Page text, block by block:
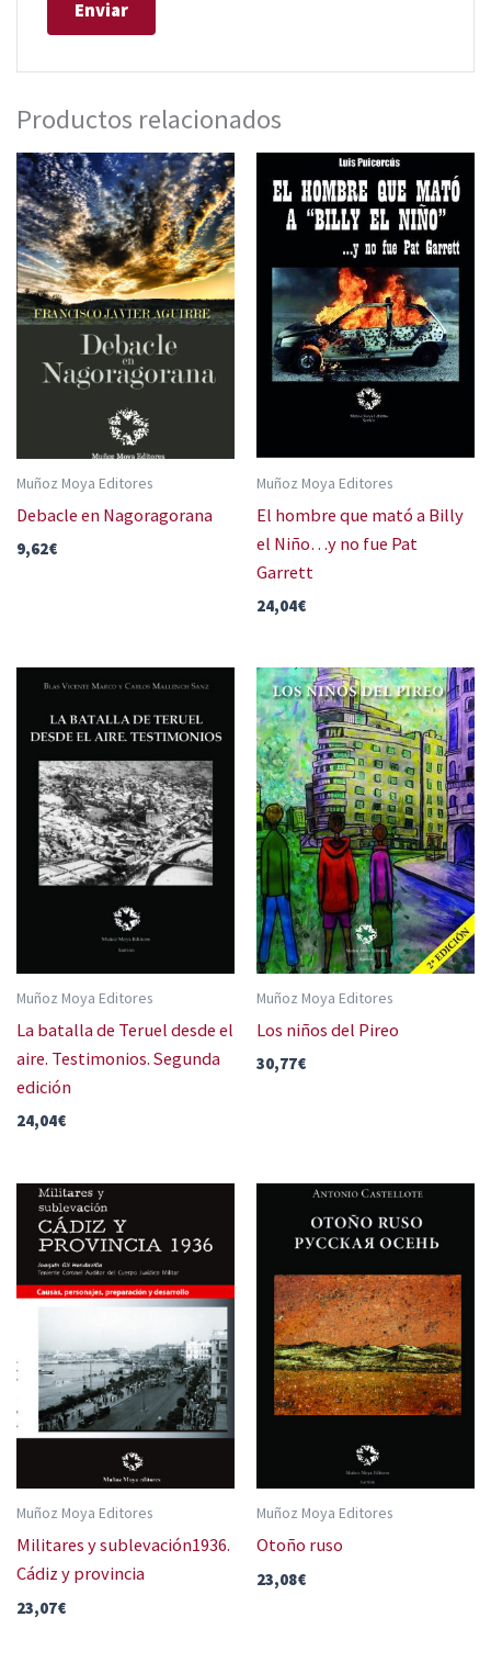
Productos relacionados
Muñoz Moya Editores
Debacle en Nagoragorana
9,62€
Muñoz Moya Editores
El hombre que mató a Billy
el Niño…y no fue Pat
Garrett
24,04€
Muñoz Moya Editores
La batalla de Teruel desde el
aire. Testimonios. Segunda
edición
24,04€
Muñoz Moya Editores
Los niños del Pireo
30,77€
Muñoz Moya Editores
Militares y sublevación1936.
Cádiz y provincia
23,07€
Muñoz Moya Editores
Otoño ruso
23,08€